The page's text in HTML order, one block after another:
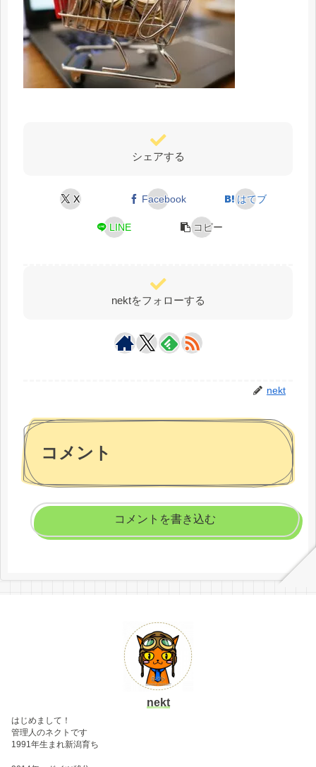
シェアする
X Facebook はてブ
LINE コピー
nektをフォローする
nekt
コメント
コメントを書き込む
nekt
はじめまして！
管理人のネクトです
1991年生まれ新潟育ち